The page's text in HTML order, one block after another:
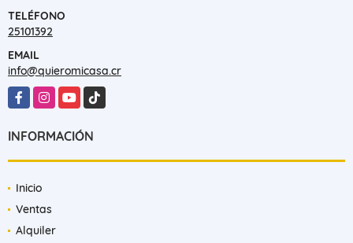
TELÉFONO
25101392
EMAIL
info@quieromicasa.cr
FacebookInstagramYouTubeTikTok
INFORMACIÓN
Inicio
Ventas
Alquiler